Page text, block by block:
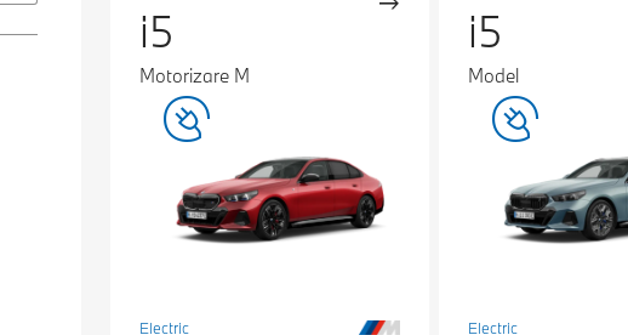
i5
Motorizare M
Electric
i5
Model
Electric